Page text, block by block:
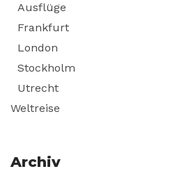
Ausflüge
Frankfurt
London
Stockholm
Utrecht
Weltreise
Archiv